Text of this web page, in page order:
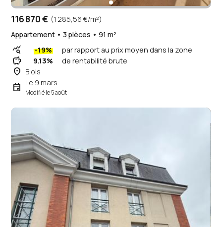
116 870 € (1 285,56 €/m²)
Appartement • 3 pièces • 91 m²
query_stats -19% par rapport au prix moyen dans la zone
savings 9.13% de rentabilité brute
place Blois
event Le 9 mars
Modifié le 5 août